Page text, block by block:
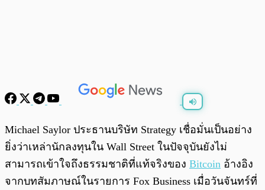
0:00 /
Michael Saylor ประธานบริษัท Strategy เชื่อมั่นเป็นอย่าง
ยิ่งว่าเหล่านักลงทุนใน Wall Street ในปัจจุบันยังไม่
สามารถเข้าใจถึงธรรมชาติที่แท้จริงของ Bitcoin อ้างอิง
จากบทสัมภาษณ์ในรายการ Fox Business เมื่อวันจันทร์ที่